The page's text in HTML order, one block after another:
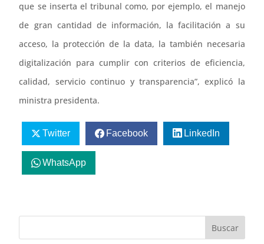
que se inserta el tribunal como, por ejemplo, el manejo
de gran cantidad de información, la facilitación a su
acceso, la protección de la data, la también necesaria
digitalización para cumplir con criterios de eficiencia,
calidad, servicio continuo y transparencia”, explicó la
ministra presidenta.
Twitter Facebook LinkedIn
WhatsApp